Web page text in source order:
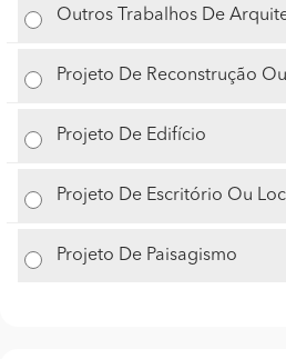
Outros Trabalhos De
Projeto De Reconstrução
Projeto De Edifício
Projeto De Escritório Ou
Projeto De Paisagismo